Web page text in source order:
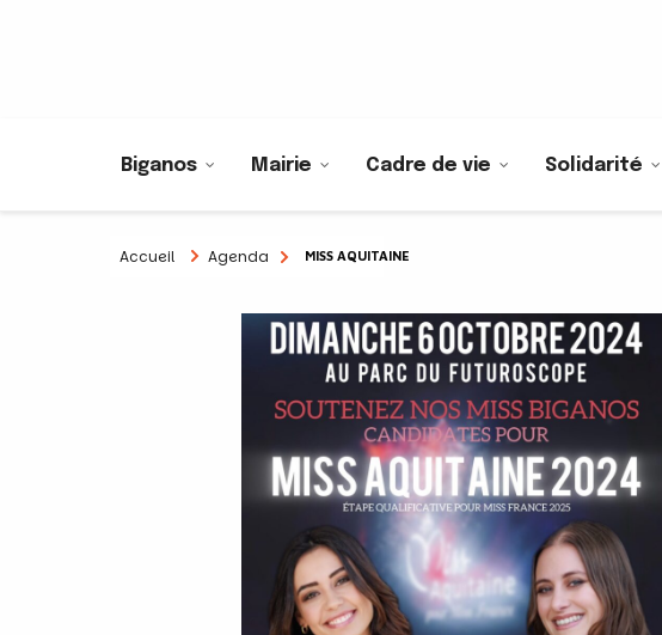
Biganos Mairie Cadre de vie Solidarité
Accueil Agenda MISS AQUITAINE